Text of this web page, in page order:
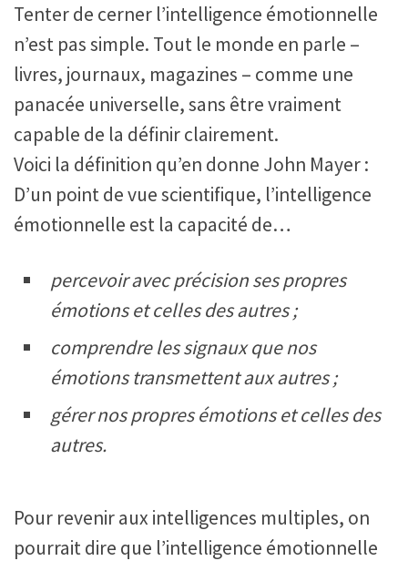
Tenter de cerner l’intelligence émotionnelle
n’est pas simple. Tout le monde en parle –
livres, journaux, magazines – comme une
panacée universelle, sans être vraiment
capable de la définir clairement.
Voici la définition qu’en donne John Mayer :
D’un point de vue scientifique, l’intelligence
émotionnelle est la capacité de…
percevoir avec précision ses propres
émotions et celles des autres ;
comprendre les signaux que nos
émotions transmettent aux autres ;
gérer nos propres émotions et celles des
autres.
Pour revenir aux intelligences multiples, on
pourrait dire que l’intelligence émotionnelle